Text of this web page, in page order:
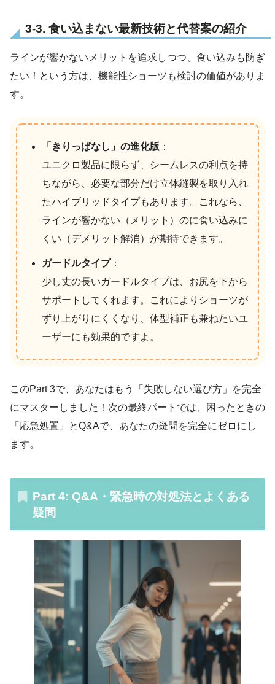
3-3. 食い込まない最新技術と代替案の紹介
ラインが響かないメリットを追求しつつ、食い込みも防ぎ
たい！という方は、機能性ショーツも検討の価値がありま
す。
「きりっぱなし」の進化版 ：
ユニクロ製品に限らず、シームレスの利点を持
ちながら、必要な部分だけ立体縫製を取り入れ
たハイブリッドタイプもあります。これなら、
ラインが響かない（メリット）のに食い込みに
くい（デメリット解消）が期待できます。
ガードルタイプ：
少し丈の長いガードルタイプは、お尻を下から
サポートしてくれます。これによりショーツが
ずり上がりにくくなり、体型補正も兼ねたいユ
ーザーにも効果的ですよ。
このPart 3で、あなたはもう「失敗しない選び方」を完全
にマスターしました！次の最終パートでは、困ったときの
「応急処置」とQ&Aで、あなたの疑問を完全にゼロにし
ます。
Part 4: Q&A・緊急時の対処法とよくある
疑問